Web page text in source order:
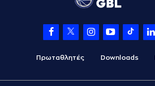
Πρωταθλητές Downloads